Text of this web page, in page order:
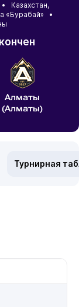
• Казахстан,
«Бурабай» •
Алматы
(Алматы)
Турнирная